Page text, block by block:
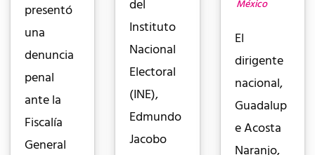
presentó
una
denuncia
penal
ante la
Fiscalía
General
del
Instituto
Nacional
Electoral
(INE),
Edmundo
Jacobo
México
El
dirigente
nacional,
Guadalup
e Acosta
Naranjo,